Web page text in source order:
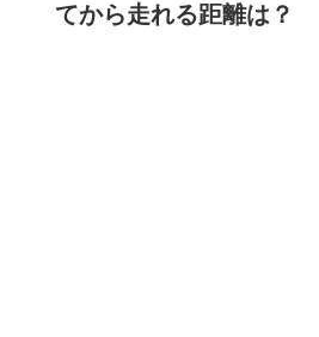
てから走れる距離は？